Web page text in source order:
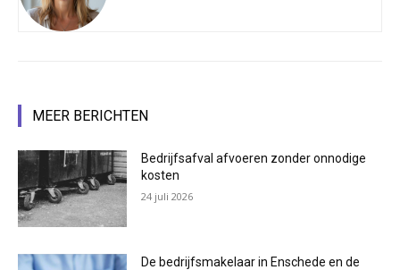
MEER BERICHTEN
Bedrijfsafval afvoeren zonder onnodige
kosten
24 juli 2026
De bedrijfsmakelaar in Enschede en de